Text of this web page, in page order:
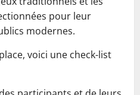
pour leur
modernes.
voici une check-list